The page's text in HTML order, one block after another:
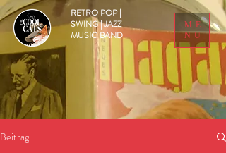
ME
NU
RETRO POP |
SWING | JAZZ
MUSIC BAND
Beitrag